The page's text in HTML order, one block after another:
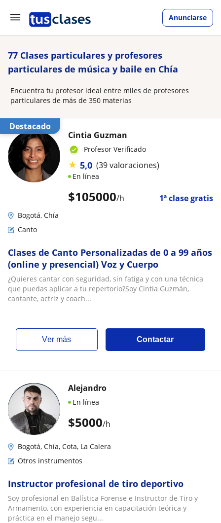
Anunciarse
77 Clases particulares y profesores
particulares de música y baile en Chía
Encuentra tu profesor ideal entre miles de profesores
particulares de más de 350 materias
Destacado
$105000/h 1ª clase gratis
Cintia Guzman
Profesor Verificado
★ 5,0 (39 valoraciones)
En línea
Bogotá, Chía
Canto
Clases de Canto Personalizadas de 0 a 99 años
(online y presencial) Voz y Cuerpo
¿Quieres cantar con seguridad, sin fatiga y con una técnica
que puedas aplicar a tu repertorio?Soy Cintia Guzmán,
cantante, actriz y coach...
ver más Contactar
$5000/h
Alejandro
En línea
Bogotá, Chía, Cota, La Calera
Otros instrumentos
Instructor profesional de tiro deportivo
Soy profesional en Balística Forense e Instructor de Tiro y
Armamento, con experiencia en capacitación teórica y
práctica en el manejo segu...